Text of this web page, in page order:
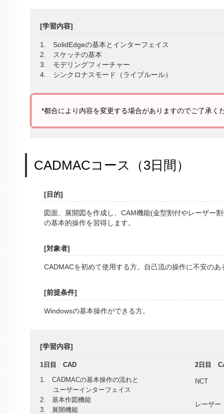
[学習内容]
1. SolidEdgeの基本とインターフェイス
2. スケッチの基本
3. モデリングフィーチャー
4. シンクロナスモード（ライブルール）
*都合により内容を変更する場合がありますのでご了承く
CADMACコース（3日間）
[目的]
図面、展開図を作成し、CAM機能(金型割付やレーザー
の基本的操作を習得します。
[対象者]
CADMACを初めて使用する方。自己流の操作に不安の
[前提条件]
Windowsの基本操作ができる方。
[学習内容]
1日目 CAD
1. CADMACの基本操作の流れと
ユーザーインターフェイス
2. 基本作図機能
3. 展開機能
2日目
NCT
レーザー